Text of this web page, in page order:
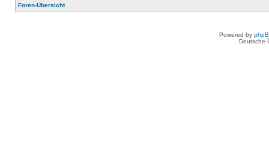
Foren-Übersicht
Powered by
Deutsche